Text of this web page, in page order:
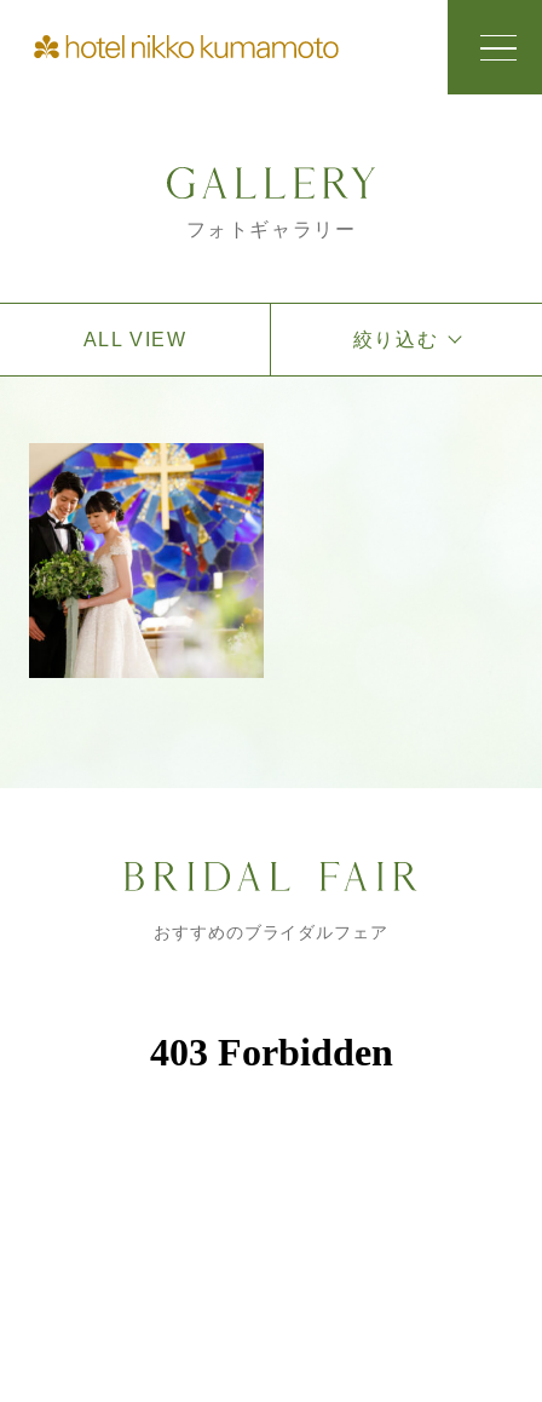
フォトギャラリー
ALL VIEW 絞り込む
おすすめのブライダルフェア